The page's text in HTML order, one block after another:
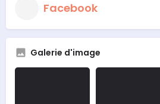
Facebook
Galerie d'image